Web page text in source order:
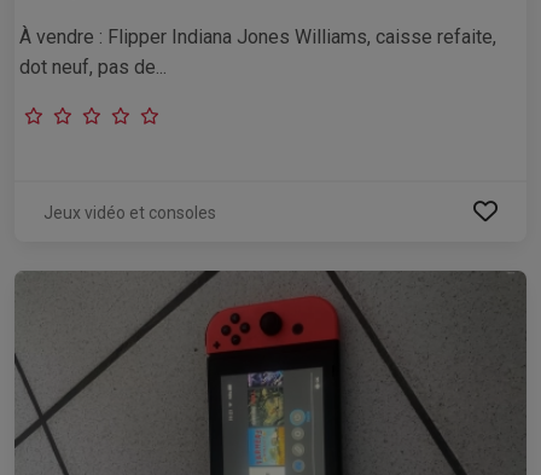
À vendre : Flipper Indiana Jones Williams, caisse refaite,
dot neuf, pas de...
Jeux vidéo et consoles